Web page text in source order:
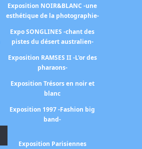
Exposition NOIR&BLANC -une
esthétique de la photographie-
Expo SONGLINES -chant des
pistes du désert australien-
Exposition RAMSES II -L'or des
pharaons-
Exposition Trésors en noir et
blanc
Exposition 1997 -Fashion big
band-
Exposition Parisiennes